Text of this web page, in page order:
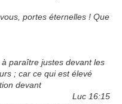
portes éternelles ! Que
paraître justes devant les
; car ce qui est élevé
devant
16:15